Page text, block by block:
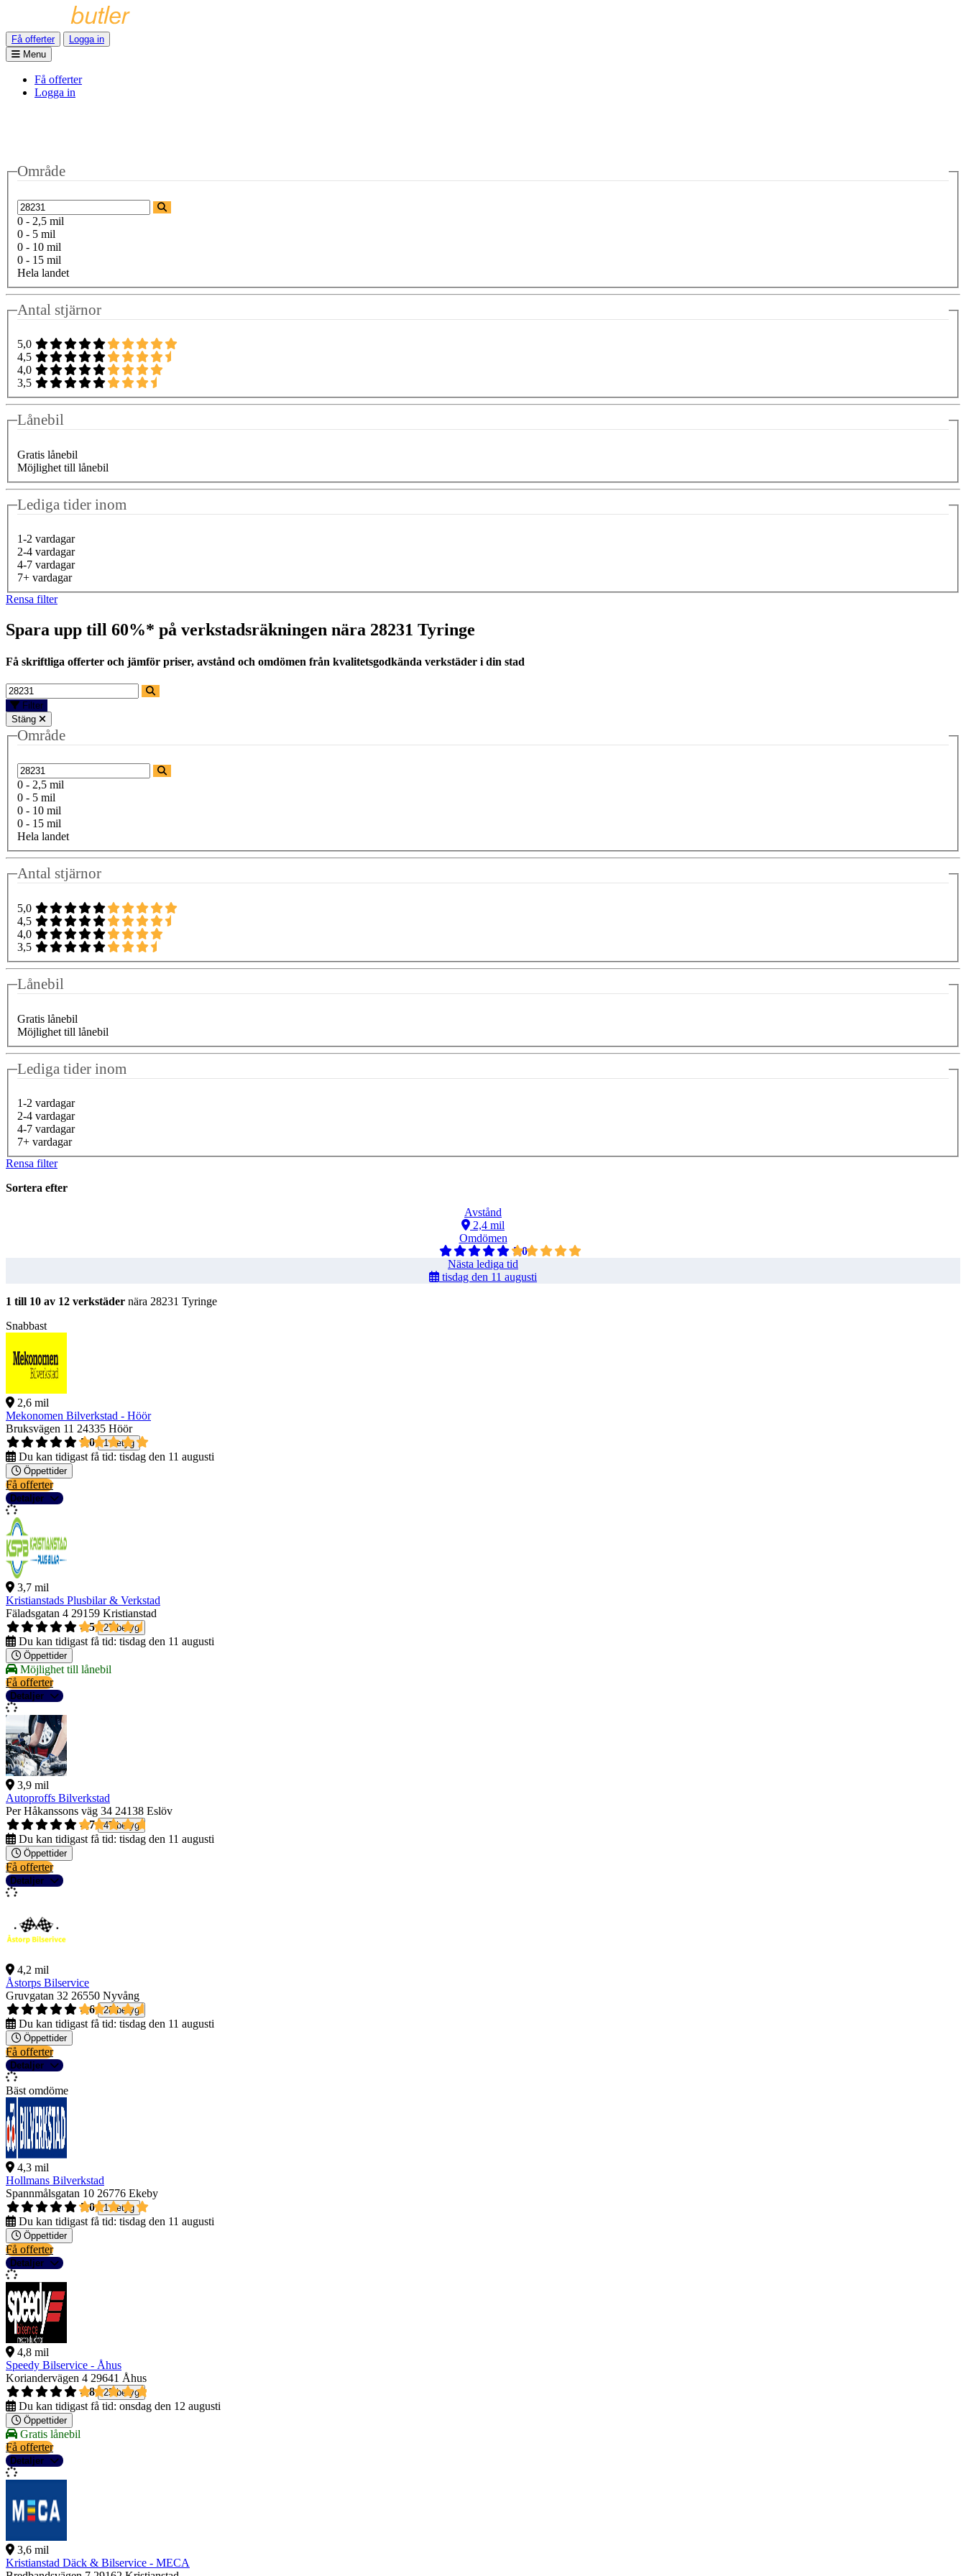
Få offerter
Logga in
Menu
Få offerter
Logga in
Område
0 - 2,5 mil
0 - 5 mil
0 - 10 mil
0 - 15 mil
Hela landet
Antal stjärnor
5,0
4,5
4,0
3,5
Lånebil
Gratis lånebil
Möjlighet till lånebil
Lediga tider inom
1-2 vardagar
2-4 vardagar
4-7 vardagar
7+ vardagar
Rensa filter
Spara upp till 60%* på verkstadsräkningen nära 28231 Tyringe
Få skriftliga offerter och jämför priser, avstånd och omdömen från kvalitetsgodkända verkstäder i din stad
Filter
Stäng
Område
0 - 2,5 mil
0 - 5 mil
0 - 10 mil
0 - 15 mil
Hela landet
Antal stjärnor
5,0
4,5
4,0
3,5
Lånebil
Gratis lånebil
Möjlighet till lånebil
Lediga tider inom
1-2 vardagar
2-4 vardagar
4-7 vardagar
7+ vardagar
Rensa filter
Sortera efter
Avstånd
2,4 mil
Omdömen
5,0
Nästa lediga tid
tisdag den 11 augusti
1 till 10 av 12 verkstäder nära 28231 Tyringe
Snabbast
2,6 mil
Mekonomen Bilverkstad - Höör
Bruksvägen 11 24335 Höör
5,0
1 betyg
Du kan tidigast få tid: tisdag den 11 augusti
Öppettider
Få offerter
Detaljer
3,7 mil
Kristianstads Plusbilar & Verkstad
Fäladsgatan 4 29159 Kristianstad
4,5
27 betyg
Du kan tidigast få tid: tisdag den 11 augusti
Öppettider
Möjlighet till lånebil
Få offerter
Detaljer
3,9 mil
Autoproffs Bilverkstad
Per Håkanssons väg 34 24138 Eslöv
4,7
47 betyg
Du kan tidigast få tid: tisdag den 11 augusti
Öppettider
Få offerter
Detaljer
4,2 mil
Åstorps Bilservice
Gruvgatan 32 26550 Nyvång
4,6
28 betyg
Du kan tidigast få tid: tisdag den 11 augusti
Öppettider
Få offerter
Detaljer
Bäst omdöme
4,3 mil
Hollmans Bilverkstad
Spannmålsgatan 10 26776 Ekeby
5,0
1 betyg
Du kan tidigast få tid: tisdag den 11 augusti
Öppettider
Få offerter
Detaljer
4,8 mil
Speedy Bilservice - Åhus
Koriandervägen 4 29641 Åhus
4,8
25 betyg
Du kan tidigast få tid: onsdag den 12 augusti
Öppettider
Gratis lånebil
Få offerter
Detaljer
3,6 mil
Kristianstad Däck & Bilservice - MECA